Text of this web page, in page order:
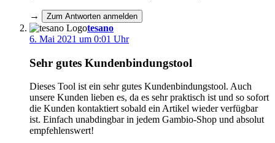
→ Zum Antworten anmelden
tesano
6. Mai 2021 um 0:01 Uhr
Sehr gutes Kundenbindungstool
Dieses Tool ist ein sehr gutes Kundenbindungstool. Auch
unsere Kunden lieben es, da es sehr praktisch ist und so sofort
die Kunden kontaktiert sobald ein Artikel wieder verfügbar
ist. Einfach unabdingbar in jedem Gambio-Shop und absolut
empfehlenswert!